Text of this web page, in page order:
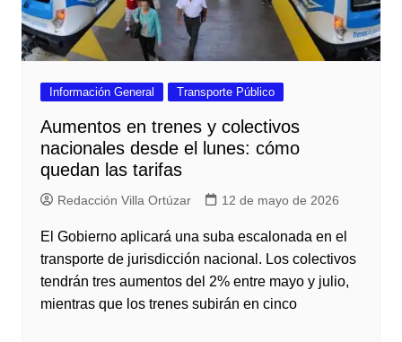
Información General Transporte Público
Aumentos en trenes y colectivos
nacionales desde el lunes: cómo
quedan las tarifas
Redacción Villa Ortúzar 12 de mayo de 2026
El Gobierno aplicará una suba escalonada en el
transporte de jurisdicción nacional. Los colectivos
tendrán tres aumentos del 2% entre mayo y julio,
mientras que los trenes subirán en cinco